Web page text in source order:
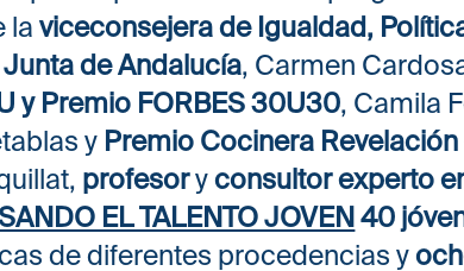
laviceconsejera de Igualdad,
de Andalucía, Carmen
y Premio FORBES 30U30, Camila
y Premio Cocinera
profesoryconsultor experto
EL TALENTO JOVEN 40
de diferentes procedencias y